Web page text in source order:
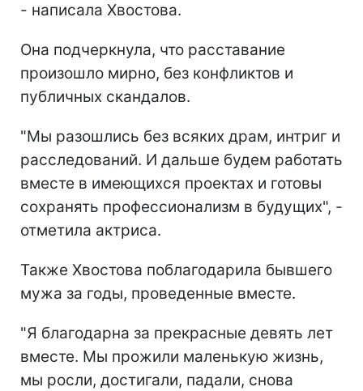
- написала Хвостова.
Она подчеркнула, что расставание
произошло мирно, без конфликтов и
публичных скандалов.
"Мы разошлись без всяких драм, интриг и
расследований. И дальше будем работать
вместе в имеющихся проектах и готовы
сохранять профессионализм в будущих", -
отметила актриса.
Также Хвостова поблагодарила бывшего
мужа за годы, проведенные вместе.
"Я благодарна за прекрасные девять лет
вместе. Мы прожили маленькую жизнь,
мы росли, достигали, падали, снова